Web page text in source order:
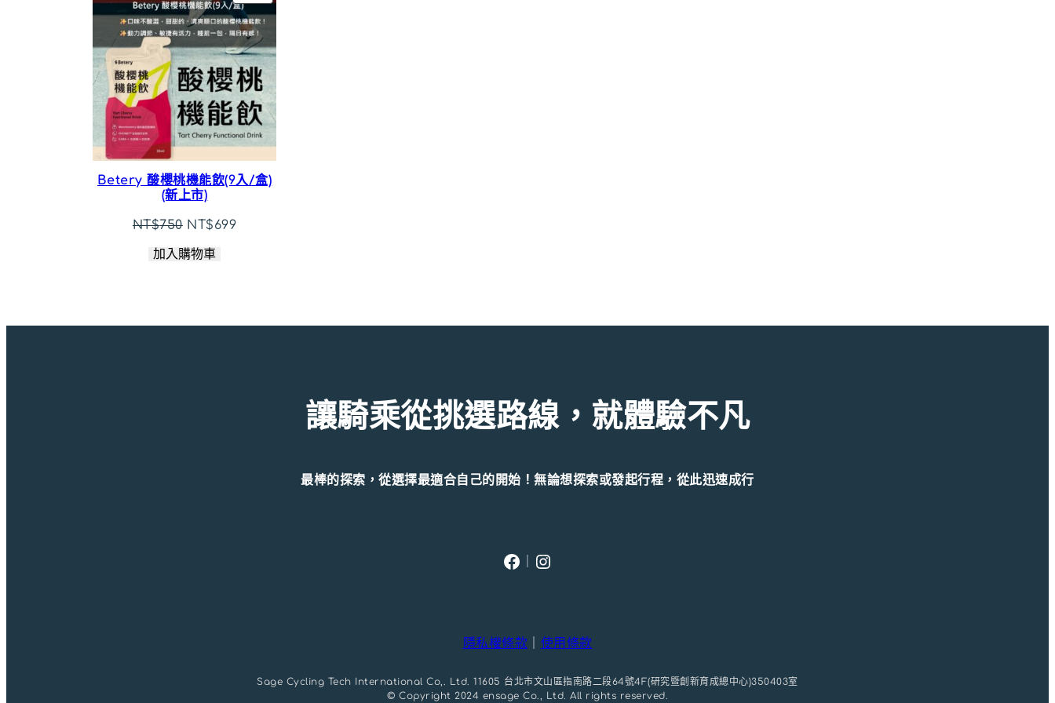
價
商
Betery 酸櫻桃機能飲(9入/盒)
(新上市)
NT$750 原
價
NT$699目
加入購物車
讓騎乘從挑選路線，就體驗不凡
最棒的探索，從選擇最適合自己的開始！無論想探索或發起行程，從此迅速成行
Facebook
Instagram
隱私權條款 使用條款
Sage Cycling Tech International Co,. Ltd. 11605 台北市文山區指南路二段64號4F(研究暨創新育成總中心)350403室
© Copyright 2024 ensage Co., Ltd. All rights reserved.